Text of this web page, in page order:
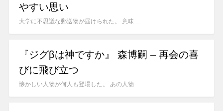
やすい思い
大学に不思議な郵送物が届けられた。 意味…
『ジグβは神ですか』 森博嗣 – 再会の喜
びに飛び立つ
懐かしい人物が何人も登場した。 あの人物…